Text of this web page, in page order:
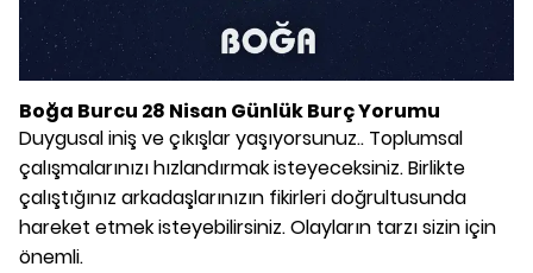
Boğa Burcu 28 Nisan Günlük Burç Yorumu
Duygusal iniş ve çıkışlar yaşıyorsunuz.. Toplumsal
çalışmalarınızı hızlandırmak isteyeceksiniz. Birlikte
çalıştığınız arkadaşlarınızın fikirleri doğrultusunda
hareket etmek isteyebilirsiniz. Olayların tarzı sizin için
önemli.